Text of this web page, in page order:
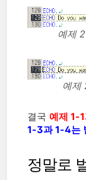
예제
예제
결국 예제 1-
1-3과 1-4는
정말로